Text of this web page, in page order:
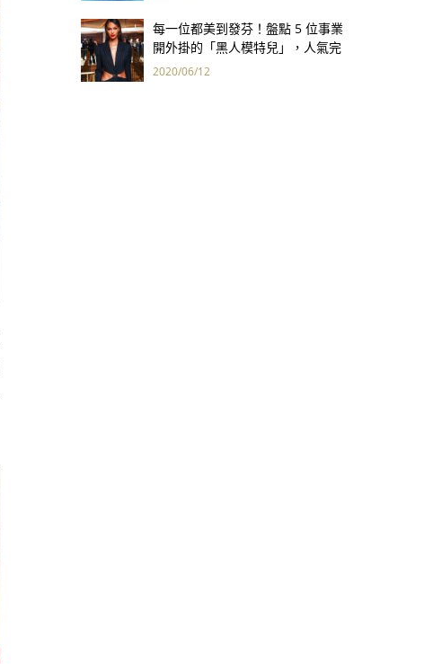
每一位都美到發芬！盤點 5 位事業
開外掛的「黑人模特兒」，人氣完
勝連穿搭都超有料！
2020/06/12